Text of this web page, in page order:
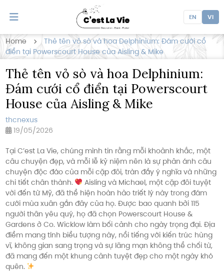
EN VI
Home
Thẻ tên vỏ sò và hoa Delphinium: Đám cưới cổ
điển tại Powerscourt House của Aisling & Mike
Thẻ tên vỏ sò và hoa Delphinium:
Đám cưới cổ điển tại Powerscourt
House của Aisling & Mike
thcnexus
19/05/2026
Tại C’est La Vie, chúng mình tin rằng mỗi khoảnh khắc, một
câu chuyện đẹp, và mỗi lễ kỷ niệm nên là sự phản ánh câu
chuyện độc đáo của mỗi cặp đôi, tràn đầy ý nghĩa và những
chi tiết chân thành.
Aisling và Michael, một cặp đôi tuyệt
vời đến từ Mỹ, đã thể hiện hoàn hảo triết lý này trong đám
cưới mùa xuân gần đây của họ. Được bao quanh bởi 115
người thân yêu quý, họ đã chọn Powerscourt House &
Gardens ở Co. Wicklow làm bối cảnh cho ngày trọng đại. Địa
điểm mang tính biểu tượng này, nổi tiếng với kiến trúc hùng
vĩ, không gian sang trọng và sự lãng mạn không thể chối từ,
đã mang đến một khung cảnh tuyệt đẹp cho một ngày khó
quên.